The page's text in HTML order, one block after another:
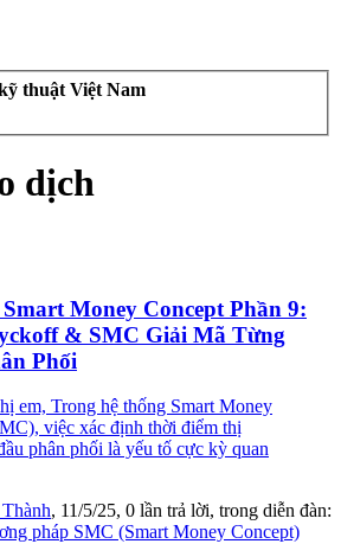
thuật Việt Nam
dịch
Money Concept Phần 9:
& SMC Giải Mã Từng
Phối
em, Trong hệ thống Smart Money
việc xác định thời điểm thị
phân phối là yếu tố cực kỳ quan
, 11/5/25, 0 lần trả lời, trong diễn đàn:
pháp SMC (Smart Money Concept)